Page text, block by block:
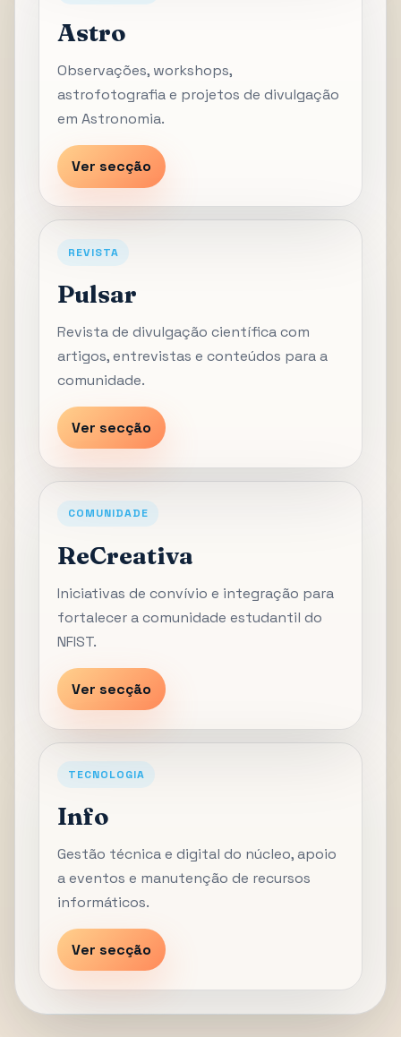
Astro
Observações, workshops,
astrofotografia e projetos de divulgação
em Astronomia.
Ver secção
REVISTA
Pulsar
Revista de divulgação científica com
artigos, entrevistas e conteúdos para a
comunidade.
Ver secção
COMUNIDADE
ReCreativa
Iniciativas de convívio e integração para
fortalecer a comunidade estudantil do
NFIST.
Ver secção
TECNOLOGIA
Info
Gestão técnica e digital do núcleo, apoio
a eventos e manutenção de recursos
informáticos.
Ver secção